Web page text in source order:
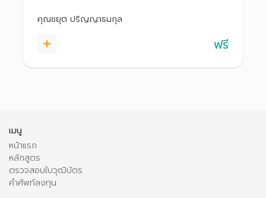
คุณชยุต ปริญญาธนกุล
ฟรี
เมนู
หน้าแรก
หลักสูตร
ตรวจสอบใบวุฒิบัตร
คำศัพท์ลงทุน